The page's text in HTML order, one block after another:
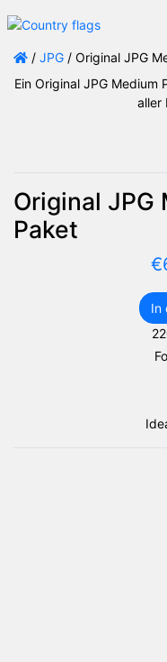
/ JPG / Original JPG
Ein Original JPG Medium
aller
Original JPG
Paket
€
JPG
In